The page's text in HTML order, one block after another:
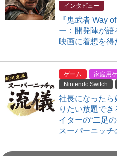
インタビュー
『鬼武者 Way
ー：開発陣が語
映画に着想を得
ゲーム 家庭用
Nintendo Switch
社長になったら
りたい放題で
イターの“二足
スーパーニッチ